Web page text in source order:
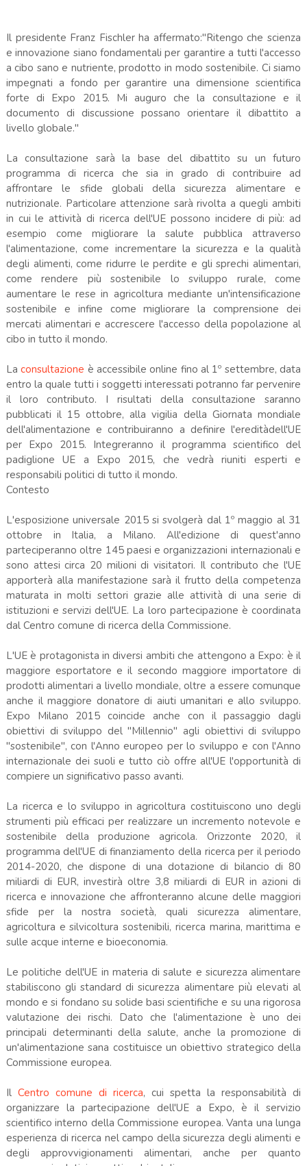
Il presidente Franz Fischler ha affermato:"Ritengo che scienza
e innovazione siano fondamentali per garantire a tutti l'accesso
a cibo sano e nutriente, prodotto in modo sostenibile. Ci siamo
impegnati a fondo per garantire una dimensione scientifica
forte di Expo 2015. Mi auguro che la consultazione e il
documento di discussione possano orientare il dibattito a
livello globale."
La consultazione sarà la base del dibattito su un futuro
programma di ricerca che sia in grado di contribuire ad
affrontare le sfide globali della sicurezza alimentare e
nutrizionale. Particolare attenzione sarà rivolta a quegli ambiti
in cui le attività di ricerca dell'UE possono incidere di più: ad
esempio come migliorare la salute pubblica attraverso
l'alimentazione, come incrementare la sicurezza e la qualità
degli alimenti, come ridurre le perdite e gli sprechi alimentari,
come rendere più sostenibile lo sviluppo rurale, come
aumentare le rese in agricoltura mediante un'intensificazione
sostenibile e infine come migliorare la comprensione dei
mercati alimentari e accrescere l'accesso della popolazione al
cibo in tutto il mondo.
Laconsultazione è accessibile online fino al 1º settembre, data
entro la quale tutti i soggetti interessati potranno far pervenire
il loro contributo. I risultati della consultazione saranno
pubblicati il 15 ottobre, alla vigilia della Giornata mondiale
dell'alimentazione e contribuiranno a definire l'ereditàdell'UE
per Expo 2015. Integreranno il programma scientifico del
padiglione UE a Expo 2015, che vedrà riuniti esperti e
responsabili politici di tutto il mondo.
Contesto
L'esposizione universale 2015 si svolgerà dal 1º maggio al 31
ottobre in Italia, a Milano. All'edizione di quest'anno
parteciperanno oltre 145 paesi e organizzazioni internazionali e
sono attesi circa 20 milioni di visitatori. Il contributo che l'UE
apporterà alla manifestazione sarà il frutto della competenza
maturata in molti settori grazie alle attività di una serie di
istituzioni e servizi dell'UE. La loro partecipazione è coordinata
dal Centro comune di ricerca della Commissione.
L'UE è protagonista in diversi ambiti che attengono a Expo: è il
maggiore esportatore e il secondo maggiore importatore di
prodotti alimentari a livello mondiale, oltre a essere comunque
anche il maggiore donatore di aiuti umanitari e allo sviluppo.
Expo Milano 2015 coincide anche con il passaggio dagli
obiettivi di sviluppo del "Millennio" agli obiettivi di sviluppo
"sostenibile", con l'Anno europeo per lo sviluppo e con l'Anno
internazionale dei suoli e tutto ciò offre all'UE l'opportunità di
compiere un significativo passo avanti.
La ricerca e lo sviluppo in agricoltura costituiscono uno degli
strumenti più efficaci per realizzare un incremento notevole e
sostenibile della produzione agricola. Orizzonte 2020, il
programma dell'UE di finanziamento della ricerca per il periodo
2014-2020, che dispone di una dotazione di bilancio di 80
miliardi di EUR, investirà oltre 3,8 miliardi di EUR in azioni di
ricerca e innovazione che affronteranno alcune delle maggiori
sfide per la nostra società, quali sicurezza alimentare,
agricoltura e silvicoltura sostenibili, ricerca marina, marittima e
sulle acque interne e bioeconomia.
Le politiche dell'UE in materia di salute e sicurezza alimentare
stabiliscono gli standard di sicurezza alimentare più elevati al
mondo e si fondano su solide basi scientifiche e su una rigorosa
valutazione dei rischi. Dato che l'alimentazione è uno dei
principali determinanti della salute, anche la promozione di
un'alimentazione sana costituisce un obiettivo strategico della
Commissione europea.
Il Centro comune di ricerca, cui spetta la responsabilità di
organizzare la partecipazione dell'UE a Expo, è il servizio
scientifico interno della Commissione europea. Vanta una lunga
esperienza di ricerca nel campo della sicurezza degli alimenti e
degli approvvigionamenti alimentari, anche per quanto